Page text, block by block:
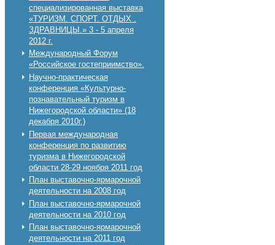
специализированная выставка
«ТУРИЗМ. СПОРТ. ОТДЫХ .
ЗДРАВНИЦЫ.» 3 - 5 апреля
2012 г.
Международный Форум
«Российское гостеприимство».
Научно-практическая
конференция «Культурно-
познавательный туризм в
Нижегородской области» (18
декабря 2010г.)
Первая международная
конференция по развитию
туризма в Нижегородской
области 28-29 ноября 2011 год
План выставочно-ярмарочной
деятельности на 2008 год
План выставочно-ярмарочной
деятельности на 2010 год
План выставочно-ярмарочной
деятельности на 2011 год